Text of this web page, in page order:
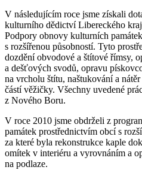
V následujícím roce jsme získali
kulturního dědictví Libereckého
Podpory obnovy kulturních
s rozšířenou působností. Tyto
dozdění obvodové a štítové římsy,
a dešťových svodů, opravu
na vrcholu štítu, naštukování a
částí věžičky. Všechny uvedené
z Nového Boru.
V roce 2010 jsme obdrželi z
památek prostřednictvím obcí s
za které byla rekonstrukce kaple
omítek v interiéru a vyrovnáním a
na podlaze.